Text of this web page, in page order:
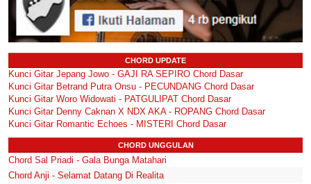
CHORD UPDATE
Kunci Gitar Jepang Jowo - GAJI RA SEPIRO Chord Dasar
Kunci Gitar Betrand Putra Onsu - PECUNDANG Chord Dasar
Kunci Gitar Woro Widowati - PATGULIPAT Chord Dasar
Kunci Gitar Denny Caknan X NDX AKA - ROPANG Chord Dasar
Kunci Gitar Romantic Echoes - MISTERI Chord Dasar
CHORD UNGGULAN
Chord Sal Priadi - Gala Bunga Matahari
Chord Anji - Selamat Datang Di Realita